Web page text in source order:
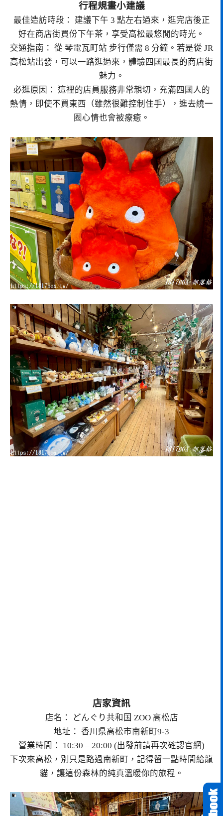
行程規畫小建議
最佳造訪時段： 建議下午 3 點左右過來，逛完店後正
好在商店街買份下午茶，享受高松最悠閒的時光。
交通指南： 從 琴電瓦町站 步行僅需 8 分鐘。若是從 JR
高松站出發，可以一路逛過來，體驗四國最長的商店街
魅力。
必逛原因： 這裡的店員服務非常親切，充滿四國人的
熱情，即使不買東西（雖然很難控制住手），進去繞一
圈心情也會被療癒。
店家資訊
店名： どんぐり共和国 ZOO 高松店
地址： 香川県高松市南新町9-3
營業時間： 10:30 – 20:00 (出發前請再次確認官網)
下次來高松，別只是路過南新町，記得留一點時間給龍
貓，讓這份森林的純真溫暖你的旅程。